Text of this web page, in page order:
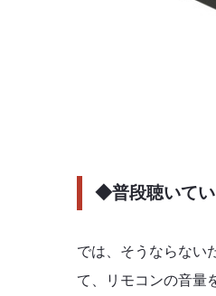
◆普段聴いてい
では、そうならない
て、リモコンの音量